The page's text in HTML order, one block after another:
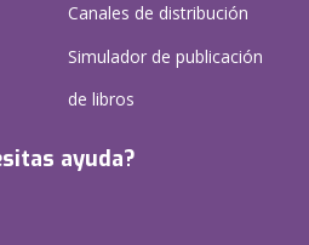
Canales de distribución
Simulador de publicación
de libros
ayuda?